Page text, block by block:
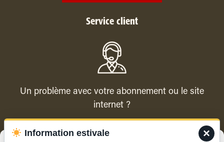
Service client
Un problème avec votre abonnement ou le site
internet ?
Contacter le service client ×
Information estivale